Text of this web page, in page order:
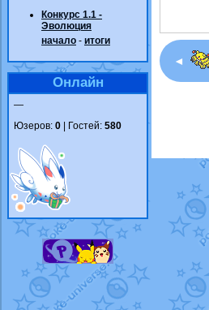
Конкурс 1.1 -
Эволюция
начало - итоги
Онлайн
—
Юзеров: 0 | Гостей: 580
◄